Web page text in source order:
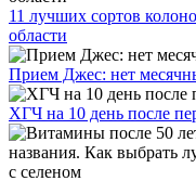
11 лучших сортов
области
Прием Джес: нет
ХГЧ на 10 день после